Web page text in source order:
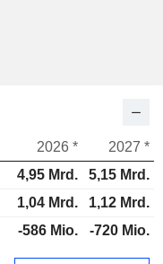
2026 *
2027 *
4,95 Mrd.
5,15 Mrd.
1,04 Mrd.
1,12 Mrd.
-586 Mio. -720 Mio.